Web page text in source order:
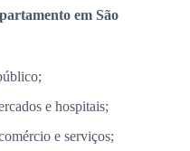
em São
e hospitais;
e serviços;